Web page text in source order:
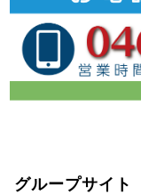
グループサイト